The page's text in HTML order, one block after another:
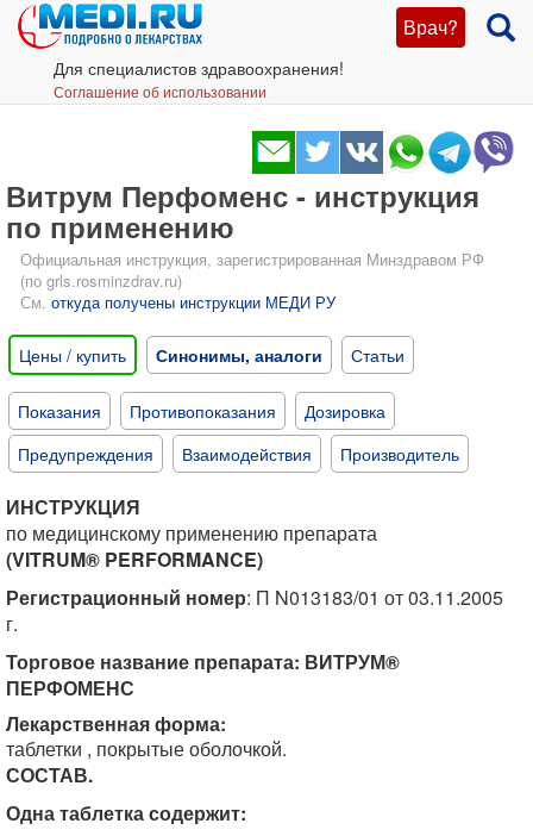
Врач?
Для специалистов здравоохранения!
Соглашение об использовании
Витрум Перфоменс - инструкция
по применению
Официальная инструкция, зарегистрированная Минздравом РФ
(по grls.rosminzdrav.ru)
См. откуда получены инструкции МЕДИ РУ
Цены / купить Синонимы, аналоги Статьи
Показания Противопоказания
Дозировка
Предупреждения
Взаимодействия Производитель
ИНСТРУКЦИЯ
по медицинскому применению препарата
(VITRUM® PERFORMANCE)
Регистрационный номер: П N013183/01 от 03.11.2005
г.
Торговое название препарата: ВИТРУМ®
ПЕРФОМЕНС
Лекарственная форма:
таблетки , покрытые оболочкой.
СОСТАВ.
Одна таблетка содержит: